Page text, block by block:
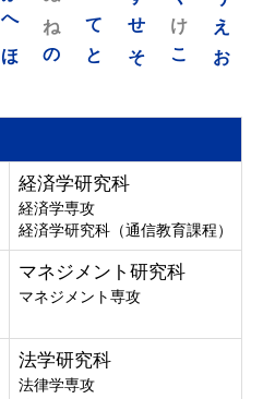
え
お
け
こ
せ
そ
て
と
ね
の
へ
ほ
経済学研究科
経済学専攻
経済学研究科（通信教育課程）
マネジメント研究科
マネジメント専攻
法学研究科
法律学専攻